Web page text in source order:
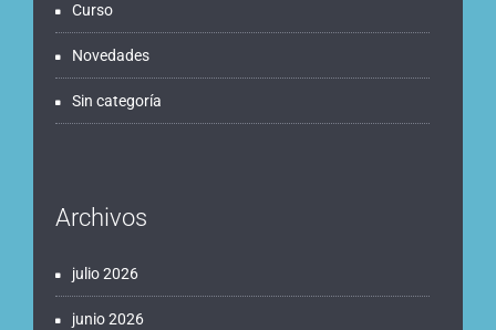
Curso
Novedades
Sin categoría
Archivos
julio 2026
junio 2026